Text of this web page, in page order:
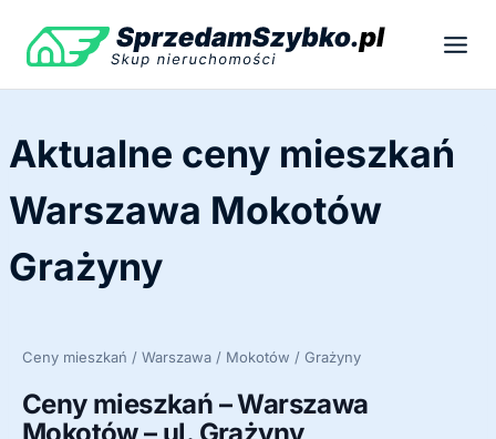
treści
Aktualne ceny mieszkań
Warszawa Mokotów
Grażyny
Ceny mieszkań / Warszawa / Mokotów / Grażyny
Ceny mieszkań – Warszawa